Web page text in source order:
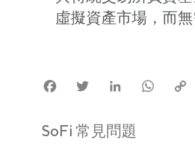
虛擬資產市場，而
FacebookTwitter LinkedIn
SoFi 常見問題